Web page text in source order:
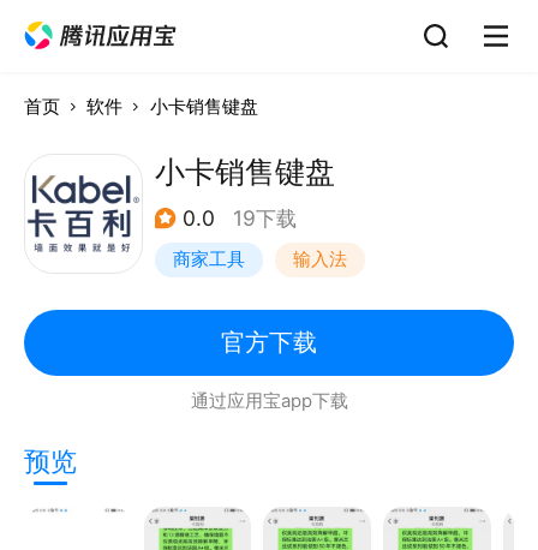
首页 软件 小卡销售键盘
小卡销售键盘
0.0 19下载
商家工具 输入法
官方下载
通过应用宝app下载
预览